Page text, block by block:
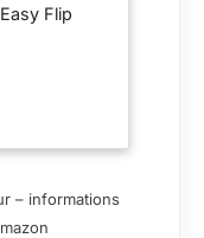
Flip
porcelaine
en
2 plateaux
– informations